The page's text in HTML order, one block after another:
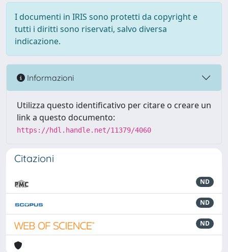
I documenti in IRIS sono protetti da copyright e
tutti i diritti sono riservati, salvo diversa
indicazione.
Informazioni
Utilizza questo identificativo per citare o creare un
link a questo documento:
https://hdl.handle.net/11379/4060
Citazioni
ND
ND
ND